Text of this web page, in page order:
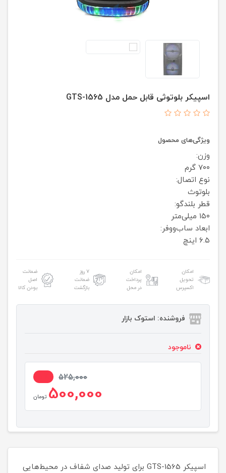
اسپیکر بلوتوثی قابل حمل مدل GTS-1565
ویژگی‌های محصول
وزن:
۷۰۰ گرم
نوع اتصال:
بلوتوث
قطر بلندگو:
۱۵۰ میلی‌متر
ابعاد ساب‌ووفر:
۶.۵ اینچ
امکان
تحویل
اکسپرس
امکان
پرداخت
در محل
۷ روز
ضمانت
بازگشت
ضمانت
اصل
بودن کالا
فروشنده: استوک بازار
ناموجود
525,000
500,000 تومان
اسپیکر GTS-1565 برای تولید صدای شفاف در محیط‌هایی